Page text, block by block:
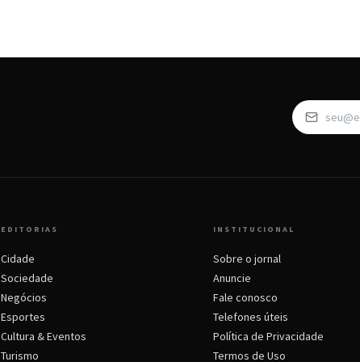
EDITORIAS
Cidade
Sociedade
Negócios
Esportes
Cultura & Eventos
Turismo
INSTITUCIONAL
Sobre o jornal
Anuncie
Fale conosco
Telefones úteis
Política de Privacidade
Termos de Uso